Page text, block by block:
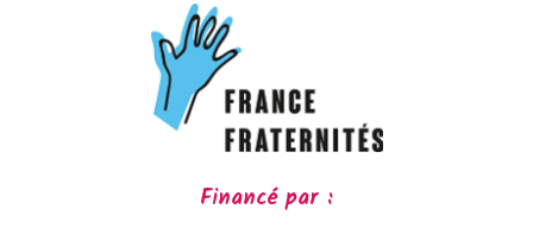
Financé par :